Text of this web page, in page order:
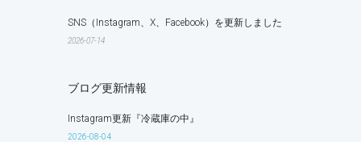
SNS（Instagram、X、Facebook）を更新しました
2026-07-14
ブログ更新情報
Instagram更新『冷蔵庫の中』
2026-08-04